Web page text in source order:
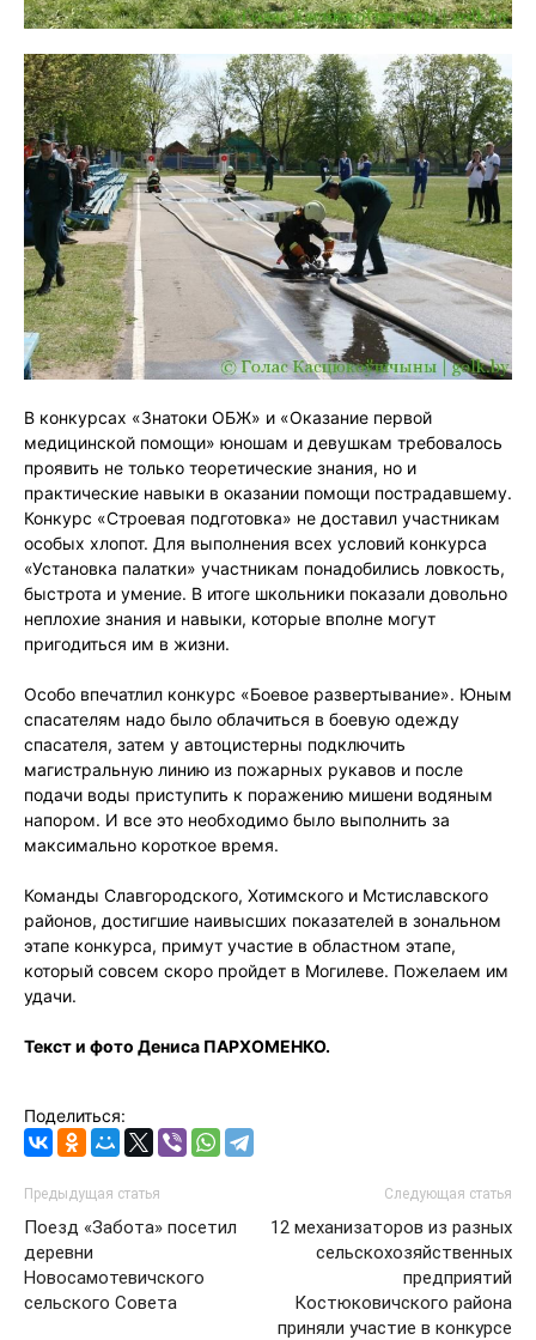
В конкурсах «Знатоки ОБЖ» и «Оказание первой
медицинской помощи» юношам и девушкам требовалось
проявить не только теоретические знания, но и
практические навыки в оказании помощи пострадавшему.
Конкурс «Строевая подготовка» не доставил участникам
особых хлопот. Для выполнения всех условий конкурса
«Установка палатки» участникам понадобились ловкость,
быстрота и умение. В итоге школьники показали довольно
неплохие знания и навыки, которые вполне могут
пригодиться им в жизни.
Особо впечатлил конкурс «Боевое развертывание». Юным
спасателям надо было облачиться в боевую одежду
спасателя, затем у автоцистерны подключить
магистральную линию из пожарных рукавов и после
подачи воды приступить к поражению мишени водяным
напором. И все это необходимо было выполнить за
максимально короткое время.
Команды Славгородского, Хотимского и Мстиславского
районов, достигшие наивысших показателей в зональном
этапе конкурса, примут участие в областном этапе,
который совсем скоро пройдет в Могилеве. Пожелаем им
удачи.
Текст и фото Дениса ПАРХОМЕНКО.
Поделиться:
Предыдущая статья
Поезд «Забота» посетил
деревни
Новосамотевичского
сельского Совета
Следующая статья
12 механизаторов из разных
сельскохозяйственных
предприятий
Костюковичского района
приняли участие в конкурсе